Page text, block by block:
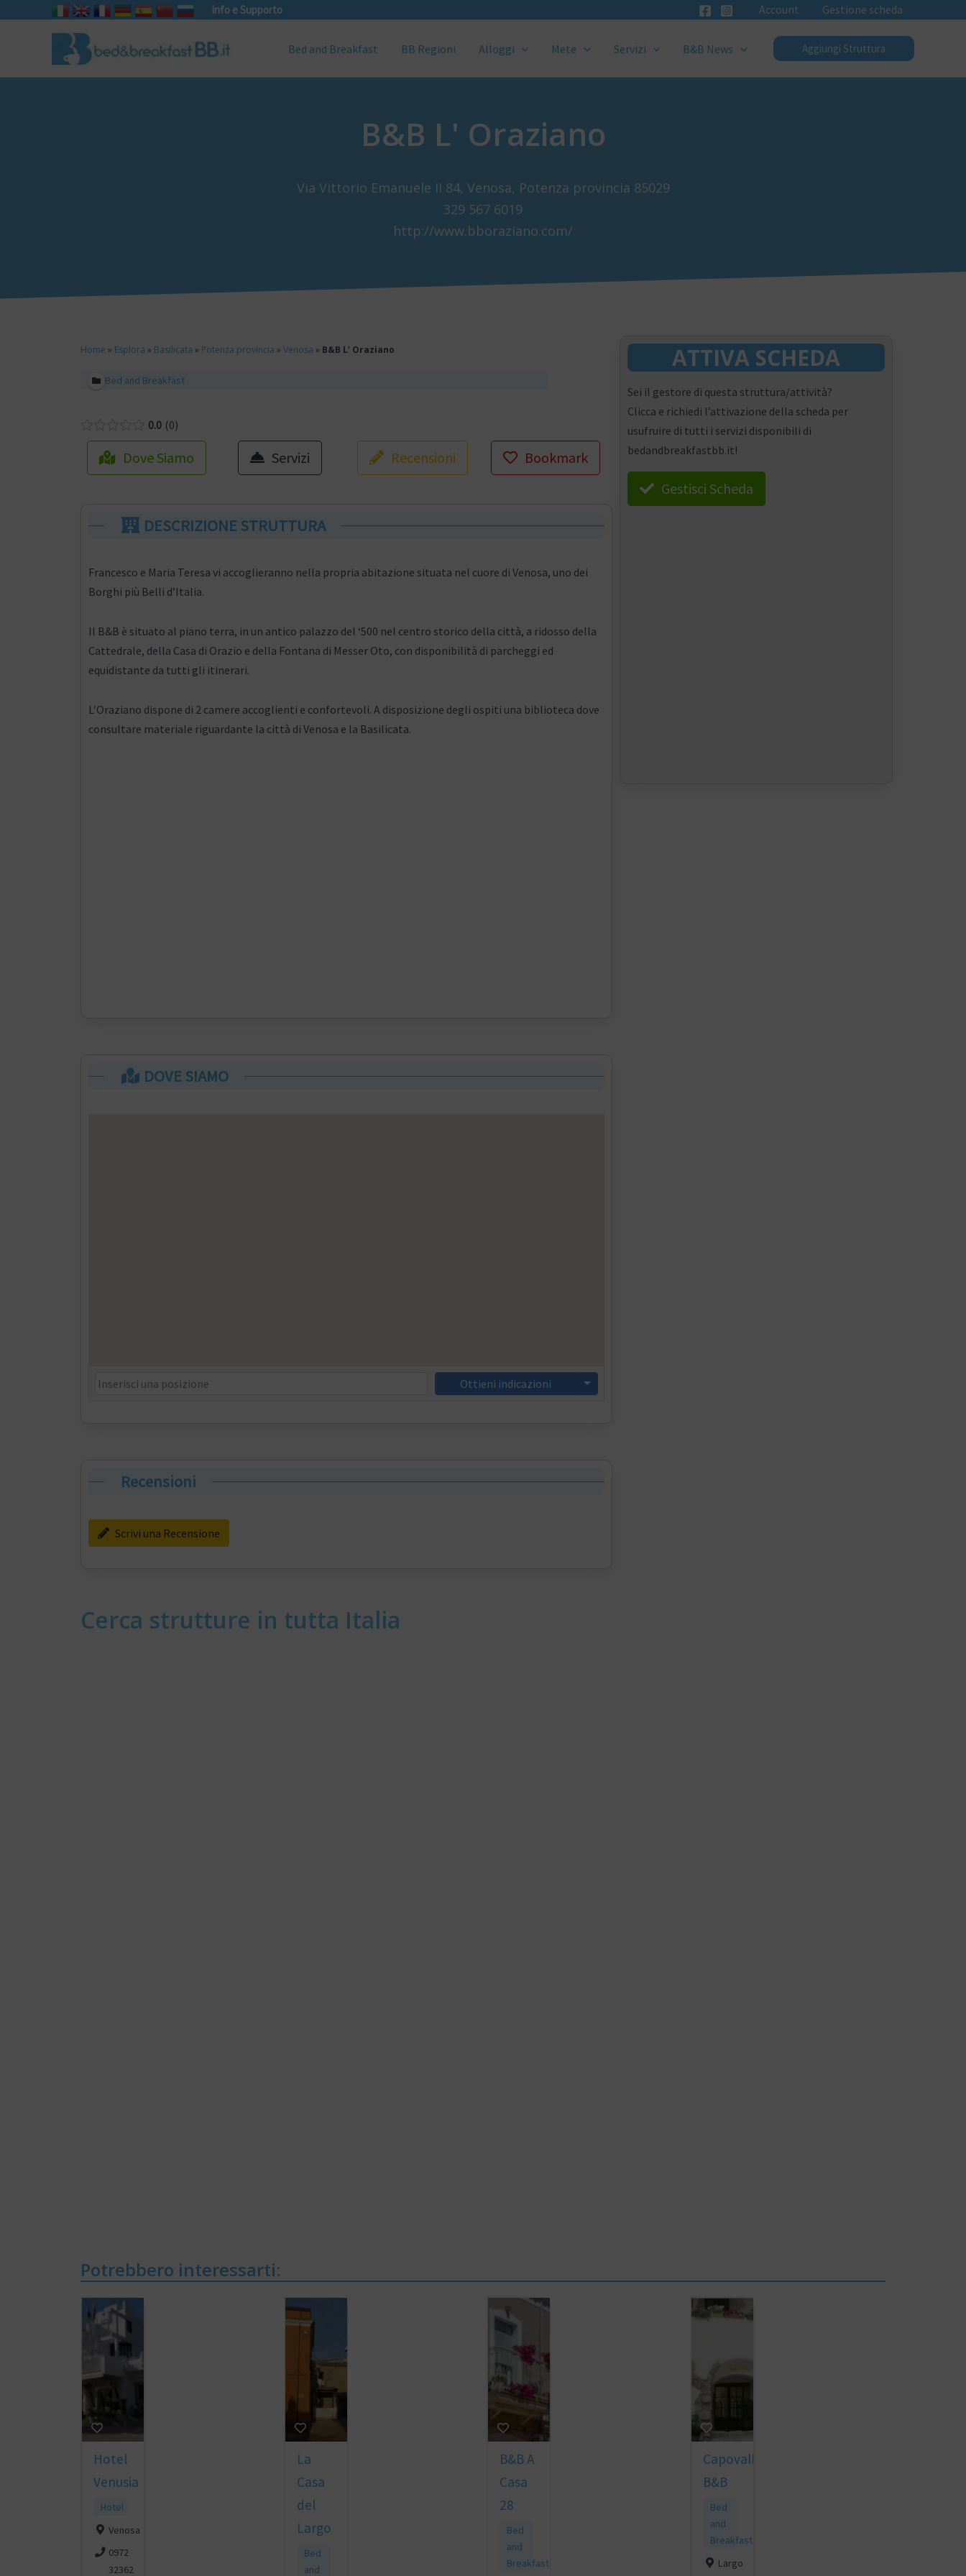
info e Supporto Account Gestione scheda
Bed and Breakfast BB Regioni Alloggi Mete Servizi B&B News Aggiungi Struttura
B&B L' Oraziano
Via Vittorio Emanuele II 84, Venosa, Potenza provincia 85029
329 567 6019
http://www.bboraziano.com/
Home » Esplora » Basilicata » Potenza provincia » Venosa » B&B L’ Oraziano
Bed and Breakfast
0.0 0
Dove Siamo Servizi Recensioni Bookmark
DESCRIZIONE STRUTTURA
Francesco e Maria Teresa vi accoglieranno nella propria abitazione situata nel cuore di Venosa, uno dei
Borghi più Belli d’Italia.
Il B&B è situato al piano terra, in un antico palazzo del ‘500 nel centro storico della città, a ridosso della
Cattedrale, della Casa di Orazio e della Fontana di Messer Oto, con disponibilità di parcheggi ed
equidistante da tutti gli itinerari.
L’Oraziano dispone di 2 camere accoglienti e confortevoli. A disposizione degli ospiti una biblioteca dove
consultare materiale riguardante la città di Venosa e la Basilicata.
DOVE SIAMO
Ottieni indicazioni
Recensioni
Scrivi una Recensione
Cerca strutture in tutta Italia
ATTIVA SCHEDA
Sei il gestore di questa struttura/attività?
Clicca e richiedi l’attivazione della scheda per
usufruire di tutti i servizi disponibili di
bedandbreakfastbb.it!
Gestisci Scheda
Potrebbero interessarti:
Hotel
Venusia
Hotel
Venosa
0972
32362
La
Casa
del
Largo
Bed
and
B&B A
Casa
28
Bed
and
Breakfast
Capovalle
B&B
Bed
and
Breakfast
Largo